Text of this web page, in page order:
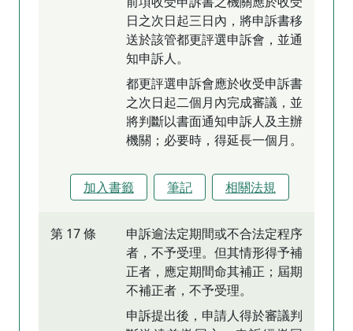
日之次日起三日內，將申訴書移
送於該管都更評選申訴會，並通
知申訴人。
都更評選申訴會應於收受申訴書
之次日起二個月內完成審議，並
將判斷以書面通知申訴人及主辦
機關；必要時，得延長一個月。
加入書籤 筆記 相關法規
第 17 條
申訴逾法定期間或不合法定程序
者，不予受理。但其情形得予補
正者，應定期間命其補正；屆期
不補正者，不予受理。
申訴提出後，申請人得於審議判